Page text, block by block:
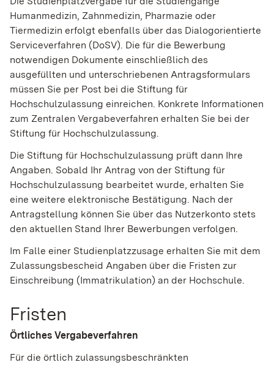
Humanmedizin, Zahnmedizin, Pharmazie oder
Tiermedizin erfolgt ebenfalls über das Dialogorientierte
Serviceverfahren (DoSV). Die für die Bewerbung
notwendigen Dokumente einschließlich des
ausgefüllten und unterschriebenen Antragsformulars
müssen Sie per Post bei die Stiftung für
Hochschulzulassung einreichen. Konkrete Informationen
zum Zentralen Vergabeverfahren erhalten Sie bei der
Stiftung für Hochschulzulassung.
Die Stiftung für Hochschulzulassung prüft dann Ihre
Angaben. Sobald Ihr Antrag von der Stiftung für
Hochschulzulassung bearbeitet wurde, erhalten Sie
eine weitere elektronische Bestätigung. Nach der
Antragstellung können Sie über das Nutzerkonto stets
den aktuellen Stand Ihrer Bewerbungen verfolgen.
Im Falle einer Studienplatzzusage erhalten Sie mit dem
Zulassungsbescheid Angaben über die Fristen zur
Einschreibung (Immatrikulation) an der Hochschule.
Fristen
Örtliches Vergabeverfahren
Für die örtlich zulassungsbeschränkten